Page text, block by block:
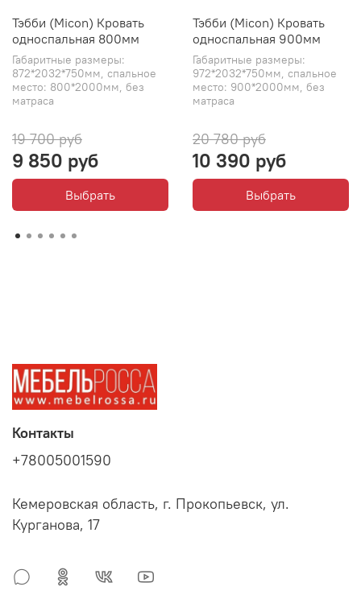
Тэбби (Micon) Кровать
односпальная 800мм
Габаритные размеры:
872*2032*750мм, спальное
место: 800*2000мм, без
матраса
19 700 руб
9 850 руб
Выбрать
Тэбби (Micon) Кровать
односпальная 900мм
Габаритные размеры:
972*2032*750мм, спальное
место: 900*2000мм, без
матраса
20 780 руб
10 390 руб
Выбрать
Контакты
+78005001590
Кемеровская область, г. Прокопьевск, ул.
Курганова, 17